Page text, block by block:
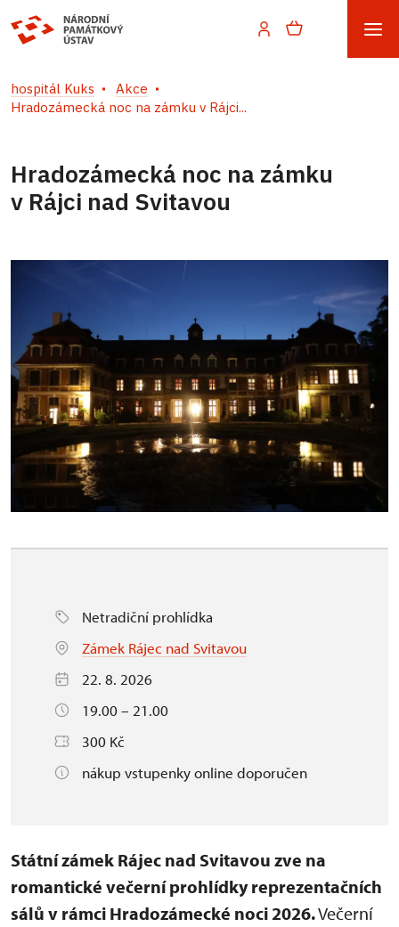
hospitál Kuks
Akce
Hradozámecká noc na zámku v Rájci...
Hradozámecká noc na zámku
v Rájci nad Svitavou
Netradiční prohlídka
Zámek Rájec nad Svitavou
22. 8. 2026
19.00 – 21.00
300 Kč
nákup vstupenky online doporučen
Státní zámek Rájec nad Svitavou zve na
romantické večerní prohlídky reprezentačních
sálů v rámci Hradozámecké noci 2026.Večerní